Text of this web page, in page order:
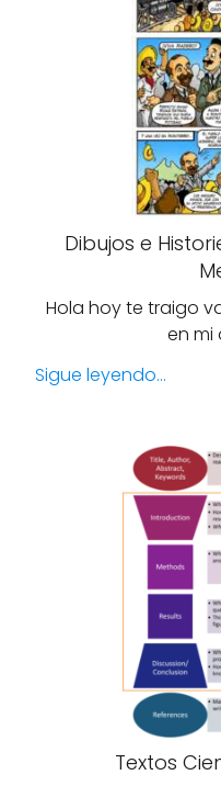
Dibujos e
Hola hoy te traigo
en mi
Sigue leyendo...
Textos